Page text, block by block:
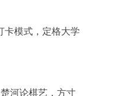
卡模式，定格大学
河论棋艺，方寸